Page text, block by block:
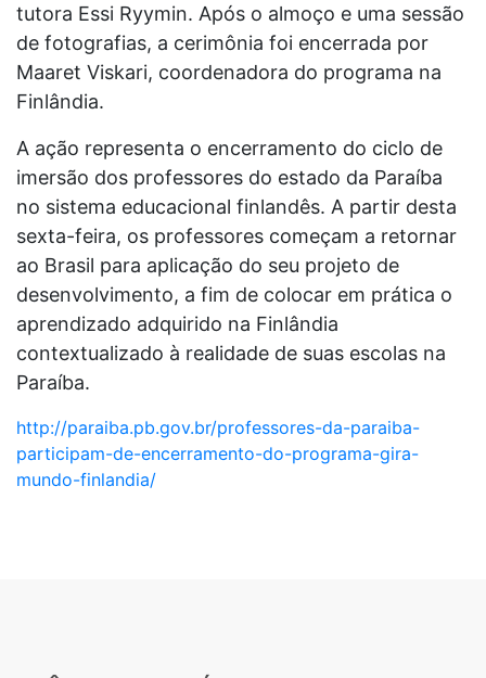
tutora Essi Ryymin. Após o almoço e uma sessão
de fotografias, a cerimônia foi encerrada por
Maaret Viskari, coordenadora do programa na
Finlândia.
A ação representa o encerramento do ciclo de
imersão dos professores do estado da Paraíba
no sistema educacional finlandês. A partir desta
sexta-feira, os professores começam a retornar
ao Brasil para aplicação do seu projeto de
desenvolvimento, a fim de colocar em prática o
aprendizado adquirido na Finlândia
contextualizado à realidade de suas escolas na
Paraíba.
http://paraiba.pb.gov.br/professores-da-paraiba-
participam-de-encerramento-do-programa-gira-
mundo-finlandia/